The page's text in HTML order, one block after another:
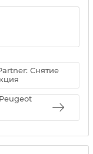
Снятие